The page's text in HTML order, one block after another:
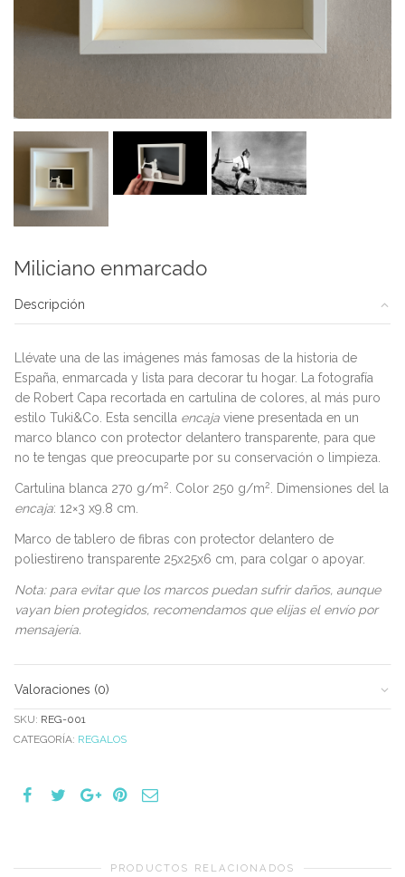
Miliciano enmarcado
Descripción
Llévate una de las imágenes más famosas de la historia de
España, enmarcada y lista para decorar tu hogar. La fotografía
de Robert Capa recortada en cartulina de colores, al más puro
estilo Tuki&Co. Esta sencilla encaja viene presentada en un
marco blanco con protector delantero transparente, para que
no te tengas que preocuparte por su conservación o limpieza.
Cartulina blanca 270 g/m2. Color 250 g/m2. Dimensiones del la
encaja: 12×3 x9.8 cm.
Marco de tablero de fibras con protector delantero de
poliestireno transparente 25x25x6 cm, para colgar o apoyar.
Nota: para evitar que los marcos puedan sufrir daños, aunque
vayan bien protegidos, recomendamos que elijas el envío por
mensajería.
Valoraciones (0)
SKU: REG-001
CATEGORÍA: REGALOS
PRODUCTOS RELACIONADOS